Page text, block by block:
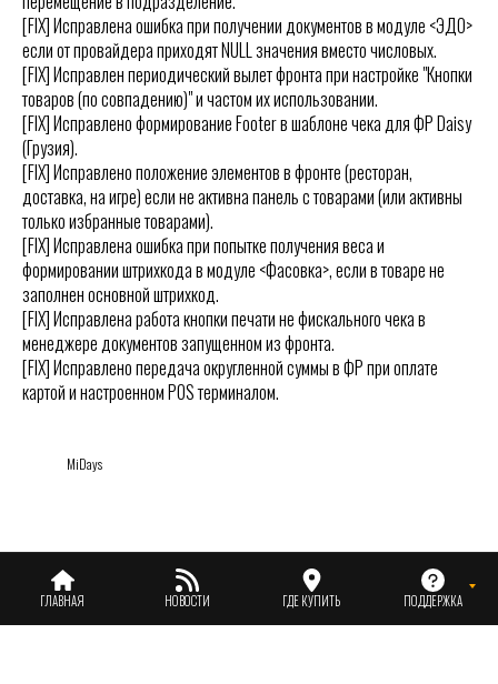
ГЛАВНАЯ НОВОСТИ ГДЕ КУПИТЬ ПОДДЕРЖКА
[FIX] Исправлена ошибка при получении документов в модуле <ЭДО>
если от провайдера приходят NULL значения вместо числовых.
[FIX] Исправлен периодический вылет фронта при настройке "Кнопки
товаров (по совпадению)" и частом их использовании.
[FIX] Исправлено формирование Footer в шаблоне чека для ФР Daisy
(Грузия).
[FIX] Исправлено положение элементов в фронте (ресторан,
доставка, на игре) если не активна панель с товарами (или активны
только избранные товарами).
[FIX] Исправлена ошибка при попытке получения веса и
формировании штрихкода в модуле <Фасовка>, если в товаре не
заполнен основной штрихкод.
[FIX] Исправлена работа кнопки печати не фискального чека в
менеджере документов запущенном из фронта.
[FIX] Исправлено передача округленной суммы в ФР при оплате
картой и настроенном POS терминалом.
MiDays